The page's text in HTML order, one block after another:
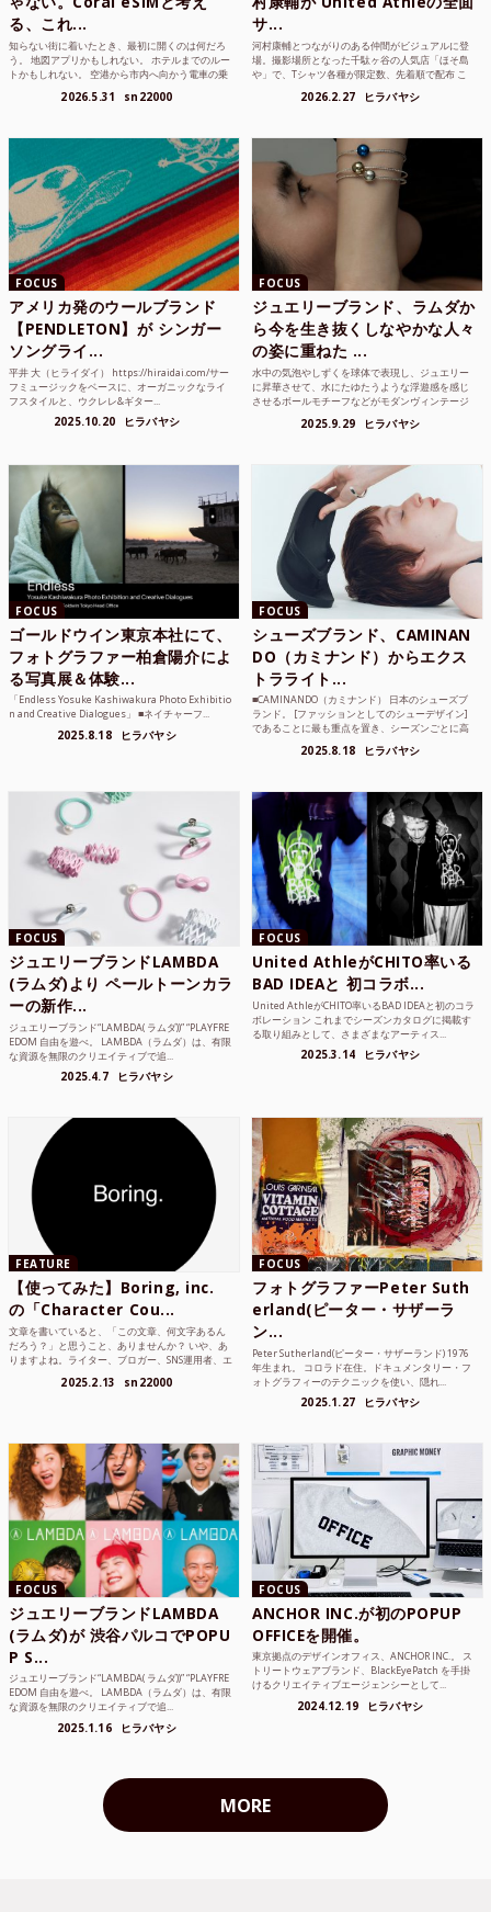
る、これ...
知らない街に着いたとき、最初に開くのは何だろ
う。 地図アプリかもしれない。 ホテルまでのルー
トかもしれない。 空港から市内へ向かう電車の乗
2026.5.31 sn22000
サ...
河村康輔とつながりのある仲間がビジュアルに登
場。撮影場所となった千駄ヶ谷の人気店「ほそ島
や」で、Tシャツ各種が限定数、先着順で配布 こ
2026.2.27 ヒラバヤシ
FOCUS
アメリカ発のウールブランド
【PENDLETON】が シンガー
ソングライ...
平井 大（ヒライダイ） https://hiraidai.com/サー
フミュージックをベースに、オーガニックなライ
フスタイルと、ウクレレ&ギター...
2025.10.20 ヒラバヤシ
FOCUS
ジュエリーブランド、ラムダか
ら今を生き抜くしなやかな人々
の姿に重ねた ...
水中の気泡やしずくを球体で表現し、ジュエリー
に昇華させて、水にたゆたうような浮遊感を感じ
させるボールモチーフなどがモダンヴィンテージ
2025.9.29 ヒラバヤシ
FOCUS
ゴールドウイン東京本社にて、
フォトグラファー柏倉陽介によ
る写真展＆体験...
「Endless Yosuke Kashiwakura Photo Exhibitio
n and Creative Dialogues」 ■ネイチャーフ...
2025.8.18 ヒラバヤシ
FOCUS
シューズブランド、CAMINAN
DO（カミナンド）からエクス
トラライト...
■CAMINANDO（カミナンド） 日本のシューズブ
ランド。 [ファッションとしてのシューデザイン]
であることに最も重点を置き、シーズンごとに高
2025.8.18 ヒラバヤシ
FOCUS
ジュエリーブランドLAMBDA
(ラムダ)より ペールトーンカラ
ーの新作...
ジュエリーブランド“LAMBDA( ラムダ))” “PLAYFRE
EDOM 自由を遊べ。 LAMBDA（ラムダ）は、有限
な資源を無限のクリエイティブで追...
2025.4.7 ヒラバヤシ
FOCUS
United AthleがCHITO率いる
BAD IDEAと 初コラボ...
United AthleがCHITO率いるBAD IDEAと初のコラ
ボレーション これまでシーズンカタログに掲載す
る取り組みとして、さまざまなアーティス...
2025.3.14 ヒラバヤシ
FEATURE
【使ってみた】Boring, inc.
の「Character Cou...
文章を書いていると、「この文章、何文字あるん
だろう？」と思うこと、ありませんか？ いや、あ
りますよね。ライター、ブロガー、SNS運用者、エ
2025.2.13 sn22000
FOCUS
フォトグラファーPeter Suth
erland(ピーター・サザーラ
ン...
Peter Sutherland(ピーター・サザーランド) 1976
年生まれ。 コロラド在住。ドキュメンタリー・フ
ォトグラフィーのテクニックを使い、隠れ...
2025.1.27 ヒラバヤシ
FOCUS
ジュエリーブランドLAMBDA
(ラムダ)が 渋谷パルコでPOPU
P S...
ジュエリーブランド“LAMBDA( ラムダ))” “PLAYFRE
EDOM 自由を遊べ。 LAMBDA（ラムダ）は、有限
な資源を無限のクリエイティブで追...
2025.1.16 ヒラバヤシ
FOCUS
ANCHOR INC.が初のPOPUP
OFFICEを開催。
東京拠点のデザインオフィス、ANCHOR INC.。 ス
トリートウェアブランド、BlackEyePatch を手掛
けるクリエイティブエージェンシーとして...
2024.12.19 ヒラバヤシ
MORE